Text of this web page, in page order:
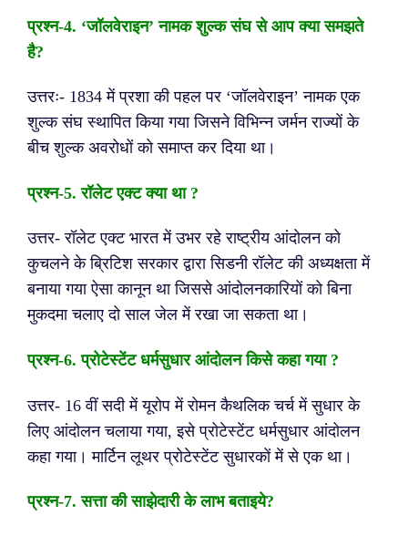
प्रश्न-4. ‘जॉलवेराइन’ नामक शुल्क संघ से आप क्या समझते
है?
उत्तरः- 1834 में प्रशा की पहल पर ‘जॉलवेराइन’ नामक एक
शुल्क संघ स्थापित किया गया जिसने विभिन्न जर्मन राज्यों के
बीच शुल्क अवरोधों को समाप्त कर दिया था।
प्रश्न-5. रॉलेट एक्ट क्या था ?
उत्तर- रॉलेट एक्ट भारत में उभर रहे राष्ट्रीय आंदोलन को
कुचलने के ब्रिटिश सरकार द्वारा सिडनी रॉलेट की अध्यक्षता में
बनाया गया ऐसा कानून था जिससे आंदोलनकारियों को बिना
मुकदमा चलाए दो साल जेल में रखा जा सकता था।
प्रश्न-6. प्रोटेस्टेंट धर्मसुधार आंदोलन किसे कहा गया ?
उत्तर- 16 वीं सदी में यूरोप में रोमन कैथलिक चर्च में सुधार के
लिए आंदोलन चलाया गया, इसे प्रोटेस्टेंट धर्मसुधार आंदोलन
कहा गया। मार्टिन लूथर प्रोटेस्टेंट सुधारकों में से एक था।
प्रश्न-7. सत्ता की साझेदारी के लाभ बताइये?